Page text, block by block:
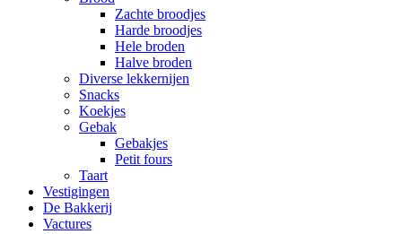
Zachte broodjes
Harde broodjes
Hele broden
Halve broden
Diverse lekkernijen
Snacks
Koekjes
Gebak
Gebakjes
Petit fours
Taart
Vestigingen
De Bakkerij
Vactures